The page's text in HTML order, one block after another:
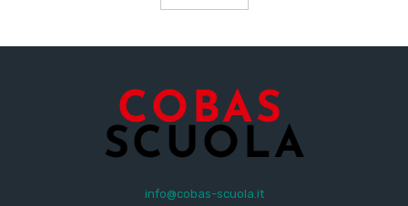
info@cobas-scuola.it